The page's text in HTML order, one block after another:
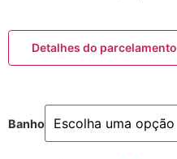
Detalhes do parcelamento
Banho